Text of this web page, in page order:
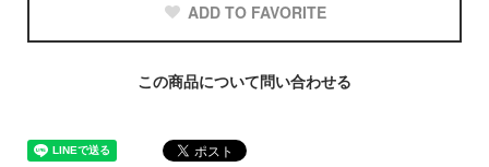
ADD TO FAVORITE
この商品について問い合わせる